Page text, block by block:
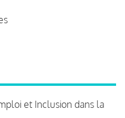
et Inclusion dans la